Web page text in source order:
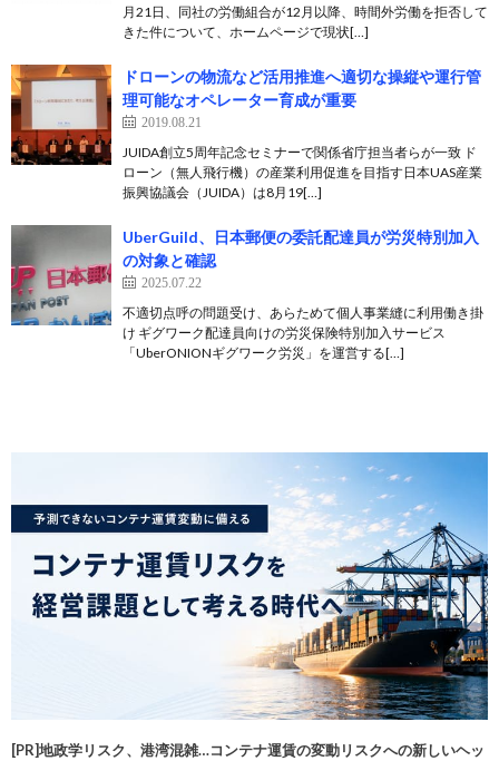
月21日、同社の労働組合が12月以降、時間外労働を拒否して
きた件について、ホームページで現状[…]
ドローンの物流など活用推進へ適切な操縦や運行管
理可能なオペレーター育成が重要
2019.08.21
JUIDA創立5周年記念セミナーで関係省庁担当者らが一致 ド
ローン（無人飛行機）の産業利用促進を目指す日本UAS産業
振興協議会（JUIDA）は8月19[…]
UberGuild、日本郵便の委託配達員が労災特別加入
の対象と確認
2025.07.22
不適切点呼の問題受け、あらためて個人事業縫に利用働き掛
け ギグワーク配達員向けの労災保険特別加入サービス
「UberONIONギグワーク労災」を運営する[…]
[PR]地政学リスク、港湾混雑…コンテナ運賃の変動リスクへの新しいヘッ